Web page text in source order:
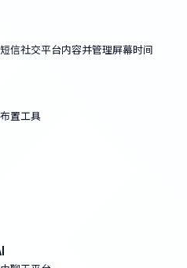
信社交平台内容并管理屏幕时间
置工具